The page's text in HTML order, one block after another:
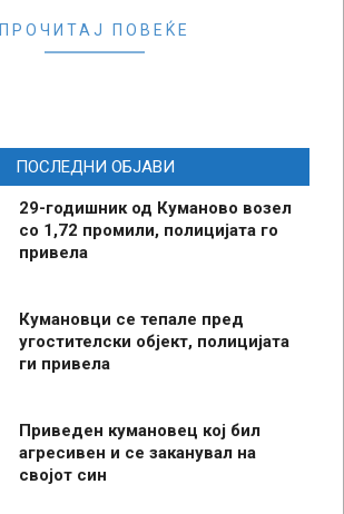
ПРОЧИТАЈ ПОВЕЌЕ
ПОСЛЕДНИ ОБЈАВИ
29-годишник од Куманово возел
со 1,72 промили, полицијата го
привела
Кумановци се тепале пред
угостителски објект, полицијата
ги привела
Приведен кумановец кој бил
агресивен и се заканувал на
својот син